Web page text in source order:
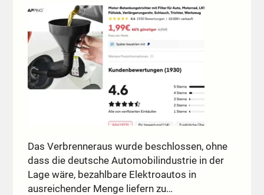
Das Verbrenneraus wurde beschlossen, ohne
dass die deutsche Automobilindustrie in der
Lage wäre, bezahlbare Elektroautos in
ausreichender Menge liefern zu…